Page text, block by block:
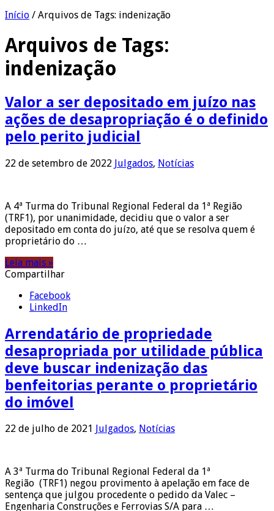
Início / Arquivos de Tags: indenização
Arquivos de Tags:
indenização
Valor a ser depositado em juízo nas
ações de desapropriação é o definido
pelo perito judicial
22 de setembro de 2022 Julgados, Notícias
A 4ª Turma do Tribunal Regional Federal da 1ª Região
(TRF1), por unanimidade, decidiu que o valor a ser
depositado em conta do juízo, até que se resolva quem é
proprietário do …
Leia mais »
Compartilhar
Facebook
LinkedIn
Arrendatário de propriedade
desapropriada por utilidade pública
deve buscar indenização das
benfeitorias perante o proprietário
do imóvel
22 de julho de 2021 Julgados, Notícias
A 3ª Turma do Tribunal Regional Federal da 1ª
Região (TRF1) negou provimento à apelação em face de
sentença que julgou procedente o pedido da Valec –
Engenharia Construções e Ferrovias S/A para …